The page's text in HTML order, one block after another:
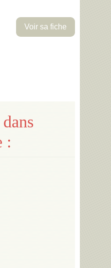
Voir sa fiche
: